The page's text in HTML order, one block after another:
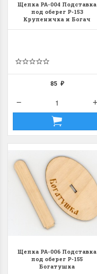
Щепка РА-004 Подставка
под оберег Р-153
Крупеничка и Богач
85₽
Щепка РА-006 Подставка
под оберег Р-155
Богатушка